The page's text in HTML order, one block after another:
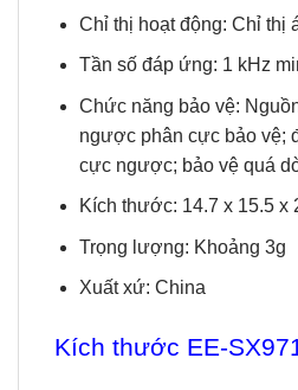
Chỉ thị hoạt động: Chỉ thị
Tần số đáp ứng: 1 kHz
Chức năng bảo vệ:
ngược phân cực bảo vệ;
cực ngược; bảo vệ quá
Kích thước: 14.7 x 15.5 x
Trọng lượng: Khoảng 3g
Xuất xứ: China
Kích thước EE-